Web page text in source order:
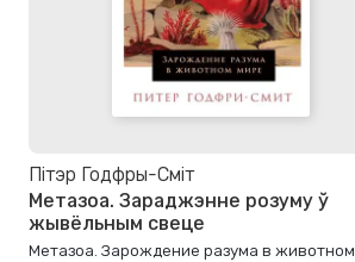
Пітэр Годфры-Сміт
Метазоа. Зараджэнне розуму ў
жывёльным свеце
Метазоа. Зарождение разума в животном